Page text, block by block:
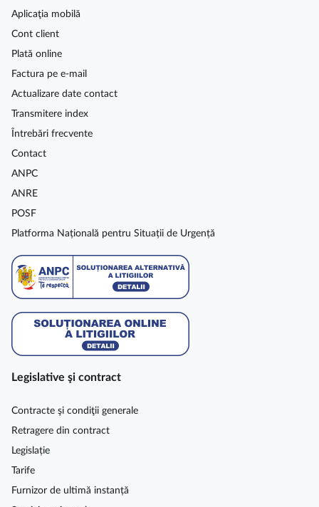
Aplicaţia mobilă
Cont client
Plată online
Factura pe e-mail
Actualizare date contact
Transmitere index
Întrebări frecvente
Contact
ANPC
ANRE
POSF
Platforma Națională pentru Situații de Urgență
Legislative şi contract
Contracte şi condiţii generale
Retragere din contract
Legislație
Tarife
Furnizor de ultimă instanță